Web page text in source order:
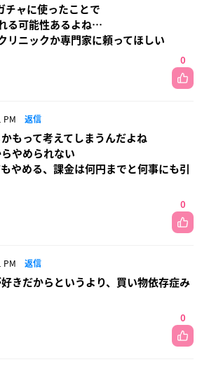
チャに使ったことで
る可能性あるよね…
リニックか専門家に頼ってほしい
0
PM 返信
もって考えてしまうんだよね
やめられない
やめる、課金は何円までと何事にも引
0
PM 返信
きだからというより、買い物依存症み
0